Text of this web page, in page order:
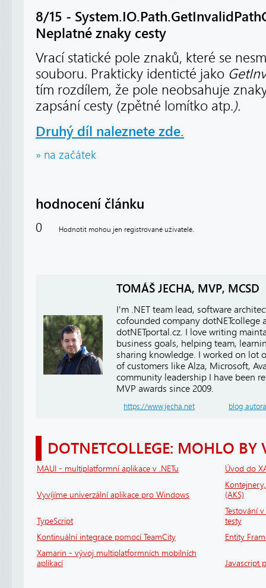
8/15 -
Neplatné znaky cesty
Vrací statické pole znaků, které se
souboru. Prakticky identicté jako
tím rozdílem, že pole neobsahuje
zapsání cesty (zpětné lomítko atp.).
Druhý díl naleznete zde.
» na začátek
hodnocení článku
0 Hodnotit mohou jen registrované uživatelé.
TOMÁŠ JECHA, MVP, MCSD
I'm .NET team lead, software
cofounded company
dotNETportal.cz. I love writing
business goals, helping team,
sharing knowledge. I worked on lot
of customers like Alza, Microsoft,
community leadership I have been
MVP awards since 2009.
https://www.jecha.net blog autora
DOTNETCOLLEGE: MOHLO BY
MAUI - multiplatformní aplikace v .NETu Úvod do
Vyvíjíme univerzální aplikace pro Windows
(AKS)
TypeScript
Testování
testy
Kontinuální integrace pomocí TeamCity
Entity
Xamarin - vývoj multiplatformních mobilních
aplikací
Javascript